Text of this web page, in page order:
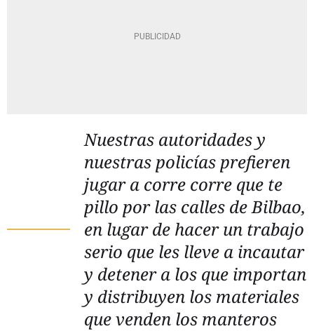
Nuestras autoridades y
nuestras policías prefieren
jugar a corre corre que te
pillo por las calles de Bilbao,
en lugar de hacer un trabajo
serio que les lleve a incautar
y detener a los que importan
y distribuyen los materiales
que venden los manteros